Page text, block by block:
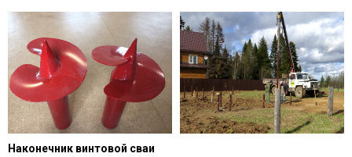
Наконечник винтовой сваи